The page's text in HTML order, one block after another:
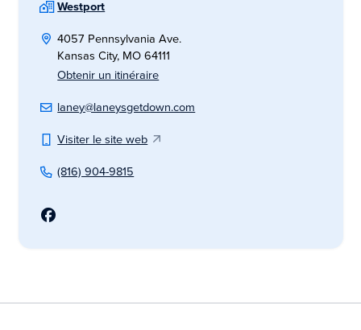
Westport
4057 Pennsylvania Ave.
Kansas City, MO 64111
Obtenir un itinéraire
laney@laneysgetdown.com
Visiter le site web
(816) 904-9815